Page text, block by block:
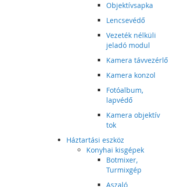
Objektívsapka
Lencsevédő
Vezeték nélküli
jeladó modul
Kamera távvezérlő
Kamera konzol
Fotóalbum,
lapvédő
Kamera objektív
tok
Háztartási eszköz
Konyhai kisgépek
Botmixer,
Turmixgép
Aszaló